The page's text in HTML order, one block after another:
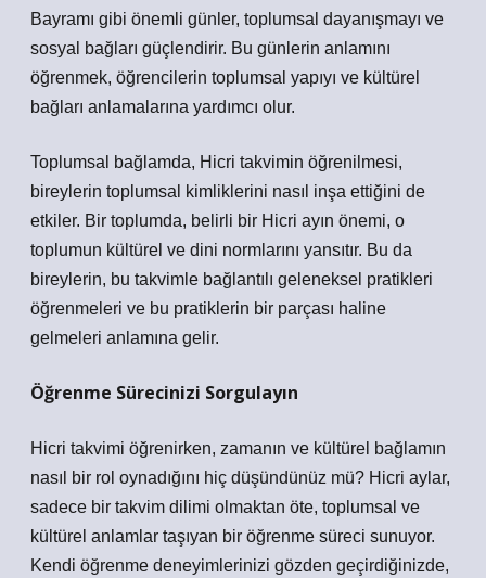
Bayramı gibi önemli günler, toplumsal dayanışmayı ve
sosyal bağları güçlendirir. Bu günlerin anlamını
öğrenmek, öğrencilerin toplumsal yapıyı ve kültürel
bağları anlamalarına yardımcı olur.
Toplumsal bağlamda, Hicri takvimin öğrenilmesi,
bireylerin toplumsal kimliklerini nasıl inşa ettiğini de
etkiler. Bir toplumda, belirli bir Hicri ayın önemi, o
toplumun kültürel ve dini normlarını yansıtır. Bu da
bireylerin, bu takvimle bağlantılı geleneksel pratikleri
öğrenmeleri ve bu pratiklerin bir parçası haline
gelmeleri anlamına gelir.
Öğrenme Sürecinizi Sorgulayın
Hicri takvimi öğrenirken, zamanın ve kültürel bağlamın
nasıl bir rol oynadığını hiç düşündünüz mü? Hicri aylar,
sadece bir takvim dilimi olmaktan öte, toplumsal ve
kültürel anlamlar taşıyan bir öğrenme süreci sunuyor.
Kendi öğrenme deneyimlerinizi gözden geçirdiğinizde,